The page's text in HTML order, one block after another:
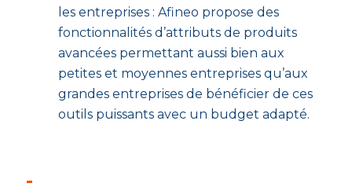
les entreprises : Afineo propose des
fonctionnalités d’attributs de produits
avancées permettant aussi bien aux
petites et moyennes entreprises qu’aux
grandes entreprises de bénéficier de ces
outils puissants avec un budget adapté.